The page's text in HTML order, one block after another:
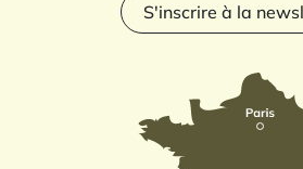
S'inscrire à la